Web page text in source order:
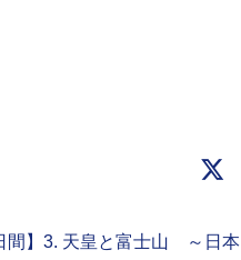
間】3. 天皇と富士山 ～日本